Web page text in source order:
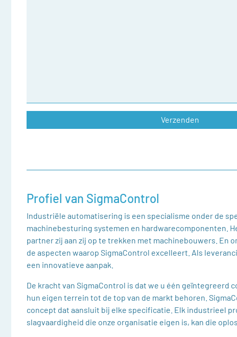
Profiel van SigmaControl
Industriële automatisering is een specialisme onder de
machinebesturing systemen en hardwarecomponenten.
partner zij aan zij op te trekken met machinebouwers. En
de aspecten waarop SigmaControl excelleert. Als
een innovatieve aanpak.
De kracht van SigmaControl is dat we u één
hun eigen terrein tot de top van de markt behoren.
concept dat aansluit bij elke specificatie. Elk industrieel
slagvaardigheid die onze organisatie eigen is, kan die